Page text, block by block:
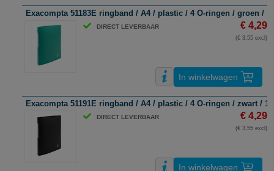
Exacompta 51183E ringband / A4 / plastic / 4 O-ringen / groen /
DIRECT LEVERBAAR € 4,29
(€ 3,55 excl)
In winkelwagen
Exacompta 51191E ringband / A4 / plastic / 4 O-ringen / zwart /
DIRECT LEVERBAAR € 4,29
(€ 3,55 excl)
In winkelwagen